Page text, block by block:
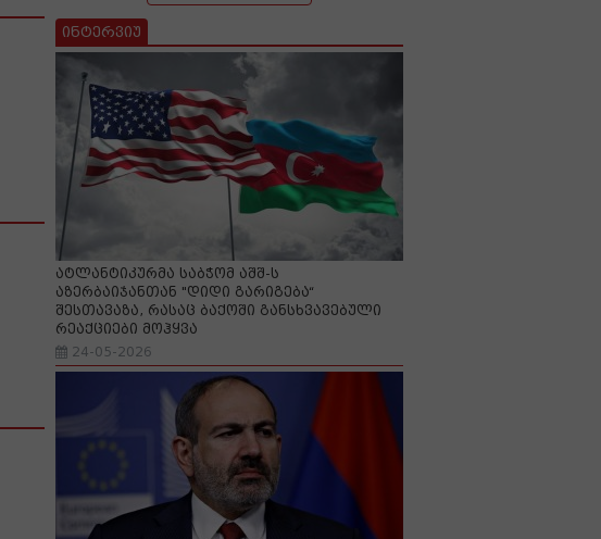
ინტერვიუ
ატლანტიკურმა საბჭომ აშშ-ს
აზერბაიჯანთან "დიდი გარიგება“
შესთავაზა, რასაც ბაქოში განსხვავებული
რეაქციები მოჰყვა
24-05-2026